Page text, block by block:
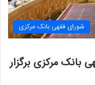
شورای فقهی بانک مرکزی
مرکزی برگزار